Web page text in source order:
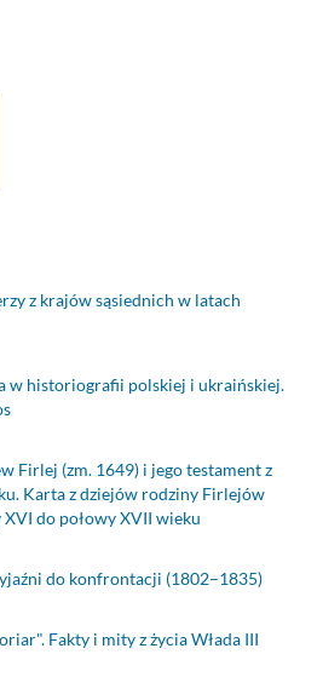
z krajów sąsiednich w latach
w historiografii polskiej i ukraińskiej.
Firlej (zm. 1649) i jego testament z
Karta z dziejów rodziny Firlejów
do połowy XVII wieku
do konfrontacji (1802–1835)
Fakty i mity z życia Włada III